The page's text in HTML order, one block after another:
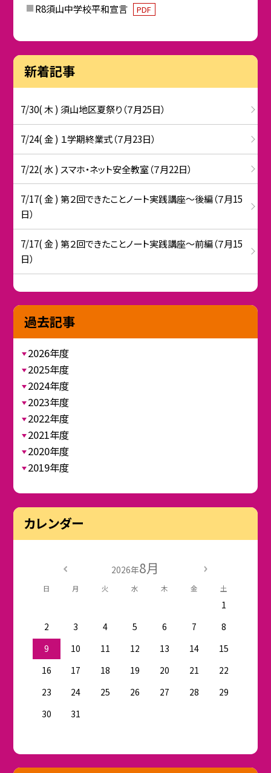
R8須山中学校平和宣言 PDF
新着記事
7/30( 木 ) 須山地区夏祭り（７月25日）
7/24( 金 ) １学期終業式（７月23日）
7/22( 水 ) スマホ・ネット安全教室（７月22日）
7/17( 金 ) 第２回できたことノート実践講座～後編（７月15
日）
7/17( 金 ) 第２回できたことノート実践講座～前編（７月15
日）
過去記事
2026年度
2025年度
2024年度
2023年度
2022年度
2021年度
2020年度
2019年度
カレンダー
2026年8月
日 月 火 水 木 金 土
1
2
3 4 5 6 7
8
9
10 11 12 13 14
15
16
17 18 19 20 21
22
23
24 25 26 27 28
29
30
31